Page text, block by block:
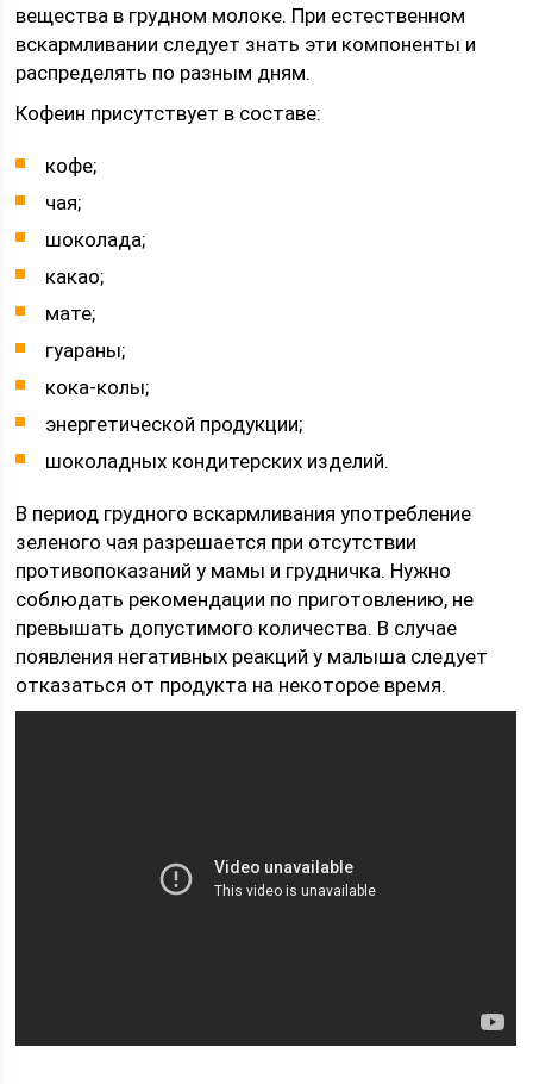
вещества в грудном молоке. При естественном
вскармливании следует знать эти компоненты и
распределять по разным дням.
Кофеин присутствует в составе:
кофе;
чая;
шоколада;
какао;
мате;
гуараны;
кока-колы;
энергетической продукции;
шоколадных кондитерских изделий.
В период грудного вскармливания употребление
зеленого чая разрешается при отсутствии
противопоказаний у мамы и грудничка. Нужно
соблюдать рекомендации по приготовлению, не
превышать допустимого количества. В случае
появления негативных реакций у малыша следует
отказаться от продукта на некоторое время.